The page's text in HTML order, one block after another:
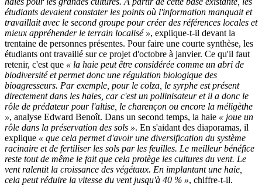
étudiants devaient constater les points où l'information manquait et
travaillait avec le second groupe pour créer des références locales et
mieux appréhender le terrain localisé », explique-t-il devant la
trentaine de personnes présentes. Pour faire une courte synthèse, les
étudiants ont travaillé sur ce projet d'octobre à janvier. Ce qu'il faut
retenir, c'est que « la haie peut être considérée comme un abri de
biodiversité et permet donc une régulation biologique des
bioagresseurs. Par exemple, pour le colza, le syrphe est présent
directement dans les haies, car c'est un pollinisateur et il a donc le
rôle de prédateur pour l'altise, le charençon ou encore la méligèthe
», analyse Edward Benoît. Dans un second temps, la haie « joue un
rôle dans la préservation des sols ». En s'aidant des diaporamas, il
explique « que cela permet d'avoir une diversification du système
racinaire et de fertiliser les sols par les feuilles. Le meilleur bénéfice
reste tout de même le fait que cela protège les cultures du vent. Le
vent ralentit la croissance des végétaux. En implantant une haie,
cela peut réduire la vitesse du vent jusqu'à 40 % », chiffre-t-il.